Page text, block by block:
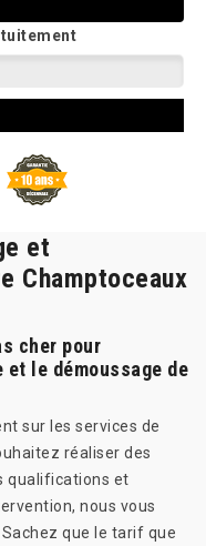
et
Champtoceaux
cher pour
le démoussage de
sur les services de
réaliser des
qualifications et
nous vous
que le tarif que